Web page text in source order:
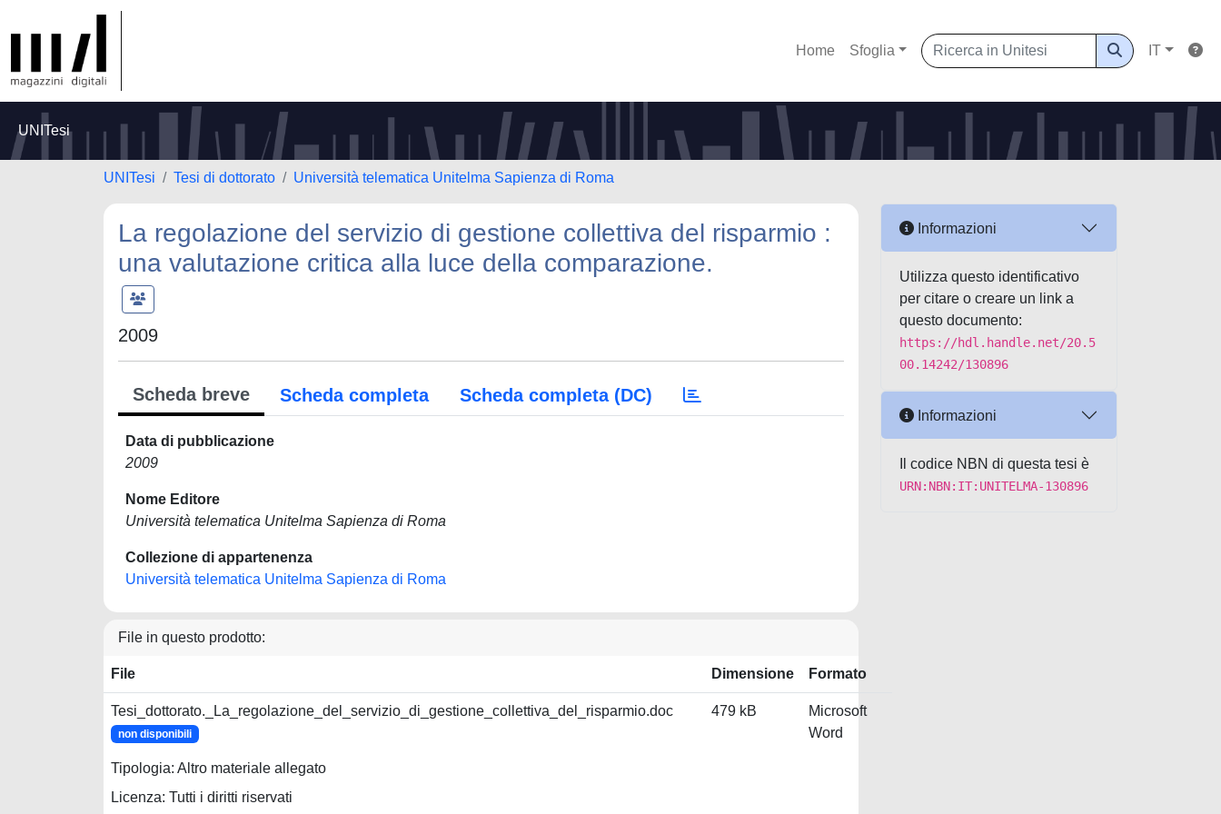
Home Sfoglia IT
UNITesi
UNITesi Tesi di dottorato Università telematica Unitelma Sapienza di Roma
La regolazione del servizio di gestione collettiva del risparmio :
una valutazione critica alla luce della comparazione.
2009
Scheda breve Scheda completa Scheda completa (DC)
Data di pubblicazione
2009
Nome Editore
Università telematica Unitelma Sapienza di Roma
Collezione di appartenenza
Università telematica Unitelma Sapienza di Roma
File in questo prodotto:
File Dimensione Formato
Tesi_dottorato._La_regolazione_del_servizio_di_gestione_collettiva_del_risparmio.doc
non disponibili
Tipologia: Altro materiale allegato
Licenza: Tutti i diritti riservati
479 kB
Microsoft
Word
Informazioni
Utilizza questo identificativo
per citare o creare un link a
questo documento:
https://hdl.handle.net/20.5
00.14242/130896
Informazioni
Il codice NBN di questa tesi è
URN:NBN:IT:UNITELMA-130896